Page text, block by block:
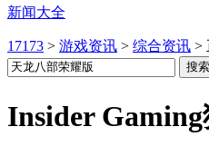
新闻大全
17173 > 游戏资讯 > 综合资讯 >
Insider